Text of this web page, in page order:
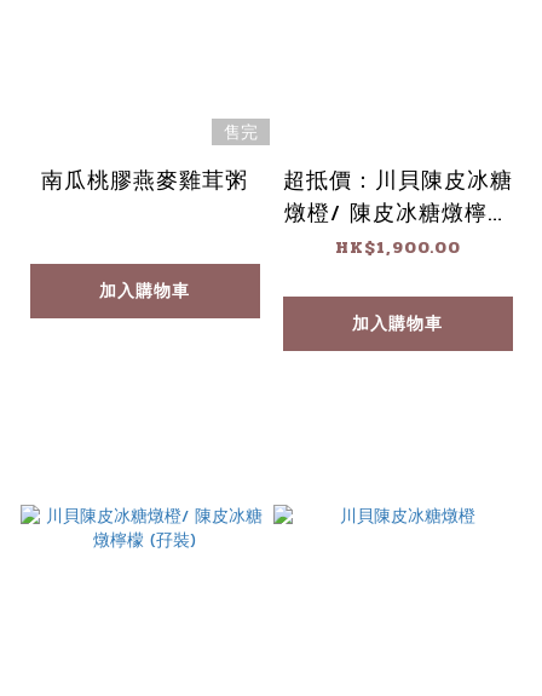
售完
南瓜桃膠燕麥雞茸粥
加入購物車
超抵價：川貝陳皮冰糖
燉橙/ 陳皮冰糖燉檸檬
(1箱24瓶)
HK$1,900.00
加入購物車